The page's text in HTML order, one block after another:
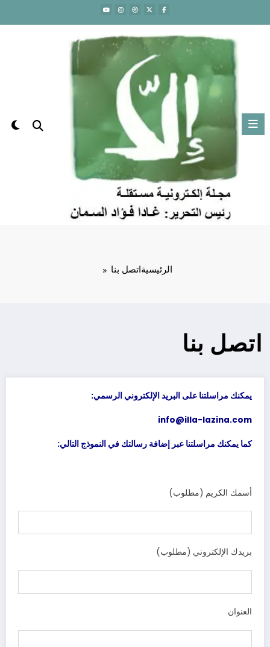
المحتوى
الرئيسيةاتصل بنا
اتصل بنا
يمكنك مراسلتنا على البريد الإلكتروني الرسمي:
info@illa-lazina.com
كما يمكنك مراسلتنا عبر إضافة رسالتك في النموذج التالي:
أسمك الكريم (مطلوب)
بريدك الإلكتروني (مطلوب)
العنوان